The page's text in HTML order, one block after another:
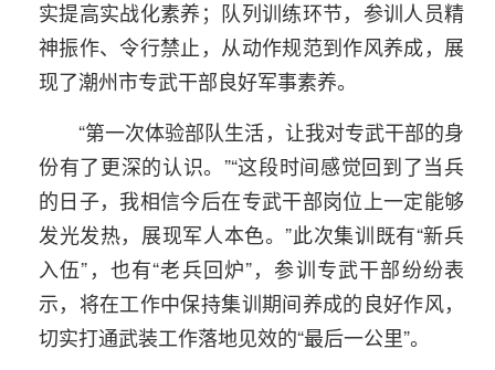
实提高实战化素养；队列训练环节，参训人员精
神振作、令行禁止，从动作规范到作风养成，展
现了潮州市专武干部良好军事素养。
“第一次体验部队生活，让我对专武干部的身
份有了更深的认识。”“这段时间感觉回到了当兵
的日子，我相信今后在专武干部岗位上一定能够
发光发热，展现军人本色。”此次集训既有“新兵
入伍”，也有“老兵回炉”，参训专武干部纷纷表
示，将在工作中保持集训期间养成的良好作风，
切实打通武装工作落地见效的“最后一公里”。